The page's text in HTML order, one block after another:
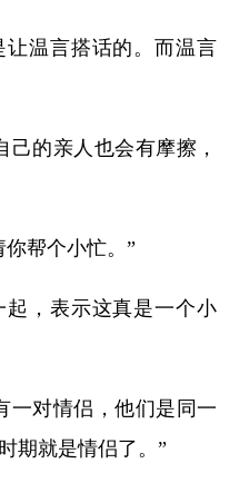
温言搭话的。而温言
己的亲人也会有摩擦，
帮个小忙。”
，表示这真是一个小
一对情侣，他们是同一
期就是情侣了。”